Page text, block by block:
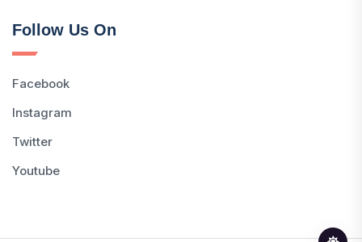
Follow Us On
Facebook
Instagram
Twitter
Youtube